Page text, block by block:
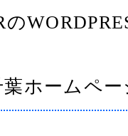
の
葉ホームペー